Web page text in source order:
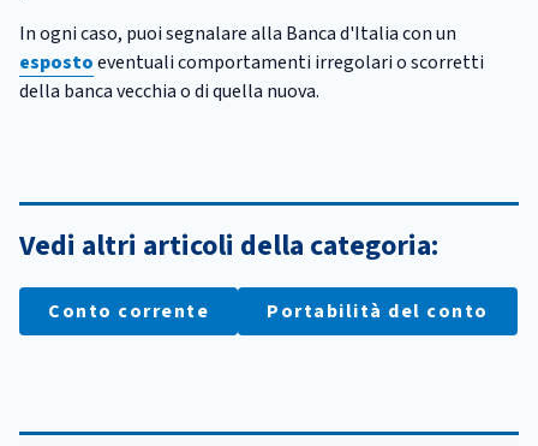
In ogni caso, puoi segnalare alla Banca d'Italia con un
espostoeventuali comportamenti irregolari o scorretti
della banca vecchia o di quella nuova.
Vedi altri articoli della categoria:
Conto corrente Portabilità del conto